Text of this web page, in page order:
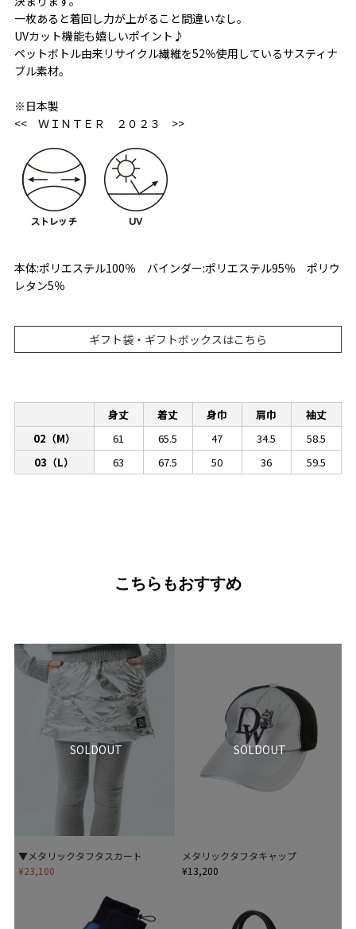
一枚あると着回し力が上がること間違いなし。
UVカット機能も嬉しいポイント♪
ペットボトル由来リサイクル繊維を52％使用しているサスティナ
ブル素材。
※日本製
<< ＷＩＮＴＥＲ ２０２３ >>
本体:ポリエステル100％ バインダー:ポリエステル95％ ポリウ
レタン5％
ギフト袋・ギフトボックスはこちら
身丈 着丈 身巾 肩巾
袖丈
02（M）
61 65.5 47 34.5
58.5
03（L）
63 67.5 50 36 59.5
こちらもおすすめ
SOLDOUT
▼メタリックタフタスカート
¥23,100
SOLDOUT
メタリックタフタキャップ
¥13,200